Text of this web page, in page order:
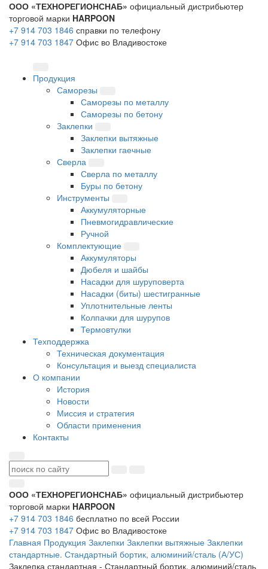
ООО «ТЕХНОРЕГИОНСНАБ» официальный дистрибьютер
торговой марки HARPOON
+7 914 703 1846 справки по телефону
+7 914 703 1847 Офис во Владивостоке
Продукция
Саморезы
Саморезы по металлу
Саморезы по бетону
Заклепки
Заклепки вытяжные
Заклепки гаечные
Сверла
Сверла по металлу
Буры по бетону
Инструменты
Аккумуляторные
Пневмогидравлические
Ручной
Комплектующие
Аккумуляторы
Дюбеля и шайбы
Насадки для шуруповерта
Насадки (биты) шестигранные
Уплотнительные ленты
Колпачки для шурупов
Термовтулки
Техподдержка
Техническая документация
Консультация и выезд специалиста
О компании
История
Новости
Миссия и стратегия
Области применения
Контакты
ООО «ТЕХНОРЕГИОНСНАБ» официальный дистрибьютер
торговой марки HARPOON
+7 914 703 1846 бесплатно по всей России
+7 914 703 1847 Офис во Владивостоке
Главная Продукция Заклепки Заклепки вытяжные Заклепки
стандартные. Стандартный бортик, алюминий/сталь (А/УС)
Заклепка стандартная - Стандартный бортик, алюминий/сталь